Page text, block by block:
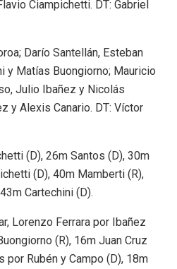
Ciampichetti. DT: Gabriel
Darío Santellán, Esteban
y Matías Buongiorno; Mauricio
Julio Ibañez y Nicolás
y Alexis Canario. DT: Víctor
(D), 26m Santos (D), 30m
(D), 40m Mamberti (R),
Cartechini (D).
Lorenzo Ferrara por Ibañez
(R), 16m Juan Cruz
por Rubén y Campo (D), 18m